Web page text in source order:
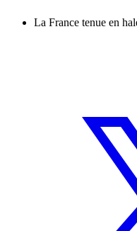
La France tenue en